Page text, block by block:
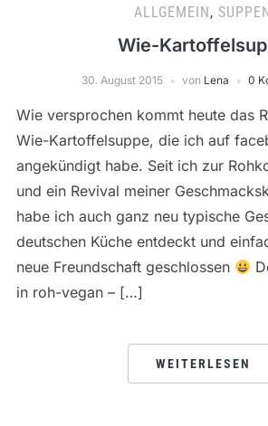
ALLGEMEIN,
Wie-
30. August 2015 von Lena 0
Wie versprochen kommt heute das
Wie-Kartoffelsuppe, die ich auf
angekündigt habe. Seit ich zur
und ein Revival meiner
habe ich auch ganz neu typische
deutschen Küche entdeckt und
neue Freundschaft geschlossen
in roh-vegan – […]
WEITERLESEN